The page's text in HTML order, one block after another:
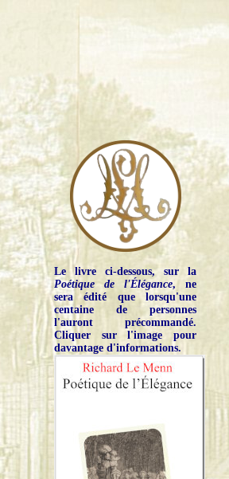
Le livre ci-dessous, sur la
Poétique de l'Élégance, ne
sera édité que lorsqu'une
centaine de personnes
l'auront précommandé.
Cliquer sur l'image pour
davantage d'informations.